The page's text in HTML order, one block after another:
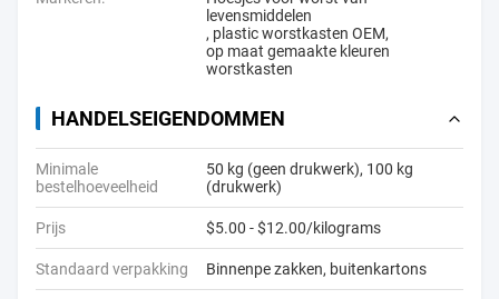
levensmiddelen
, plastic worstkasten OEM,
op maat gemaakte kleuren
worstkasten
HANDELSEIGENDOMMEN
Minimale
bestelhoeveelheid
50 kg (geen drukwerk), 100 kg
(drukwerk)
Prijs $5.00 - $12.00/kilograms
Standaard verpakking Binnenpe zakken, buitenkartons